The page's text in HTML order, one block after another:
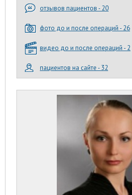
отзывов пациентов - 20
фото до и после операций - 26
видео до и после операций - 2
пациентов на сайте - 32